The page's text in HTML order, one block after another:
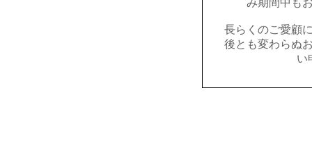
み期間中も
長らくのご愛顧
後とも変わらぬ
い